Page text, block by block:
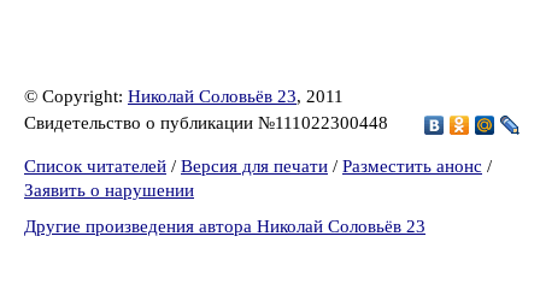
© Copyright: Николай Соловьёв 23, 2011
Свидетельство о публикации №111022300448
Список читателей / Версия для печати / Разместить анонс /
Заявить о нарушении
Другие произведения автора Николай Соловьёв 23